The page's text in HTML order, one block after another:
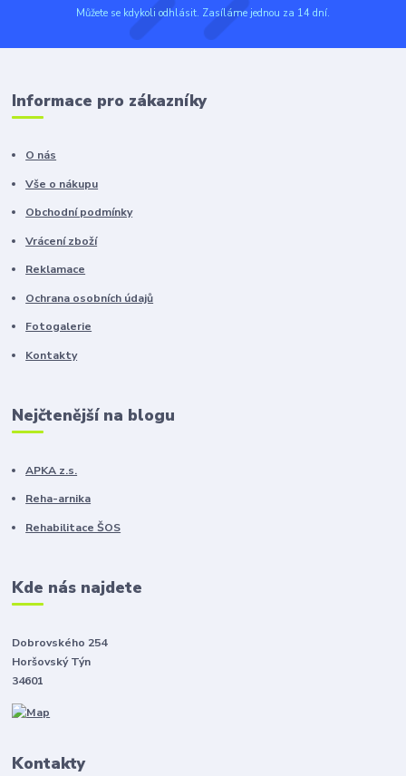
Můžete se kdykoli odhlásit. Zasíláme jednou za 14 dní.
Informace pro zákazníky
O nás
Vše o nákupu
Obchodní podmínky
Vrácení zboží
Reklamace
Ochrana osobních údajů
Fotogalerie
Kontakty
Nejčtenější na blogu
APKA z.s.
Reha-arnika
Rehabilitace ŠOS
Kde nás najdete
Dobrovského 254
Horšovský Týn
34601
Kontakty